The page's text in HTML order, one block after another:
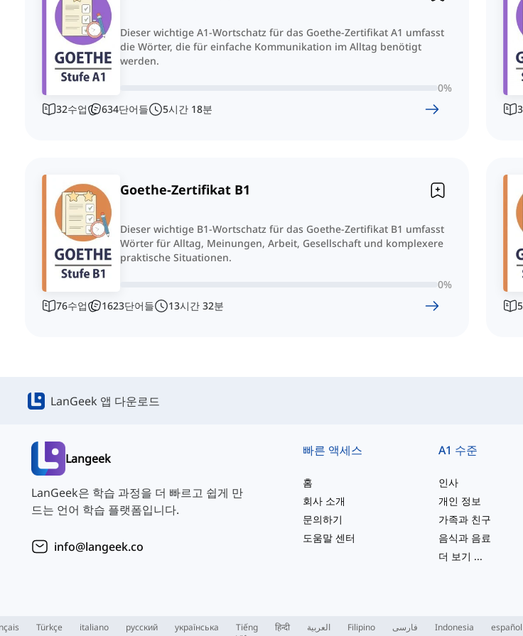
Dieser wichtige A1-Wortschatz für das Goethe-Zertifikat A1 umfasst
die Wörter, die für einfache Kommunikation im Alltag benötigt
werden.
0%
32수업 634단어들 5시간 18분
Goethe-Zertifikat B1
Dieser wichtige B1-Wortschatz für das Goethe-Zertifikat B1 umfasst
Wörter für Alltag, Meinungen, Arbeit, Gesellschaft und komplexere
praktische Situationen.
0%
76수업 1623단어들 13시간 32분
LanGeek 앱 다운로드
Langeek
LanGeek은 학습 과정을 더 빠르고 쉽게 만
드는 언어 학습 플랫폼입니다.
info@langeek.co
빠른 액세스
홈
회사 소개
문의하기
도움말 센터
A1 수준
인사
개인 정보
가족과 친구
음식과 음료
더 보기 ...
Türkçe italiano русский українська
Tiếng
हिन्दी العربية Filipino فارسی Indonesia español